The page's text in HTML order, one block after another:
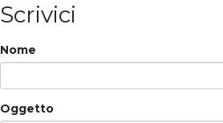
Scrivici
Nome
Oggetto